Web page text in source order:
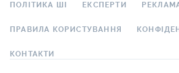
ПОЛІТИКА ШІ ЕКСПЕРТИ
ПРАВИЛА КОРИСТУВАННЯ
КОНТАКТИ